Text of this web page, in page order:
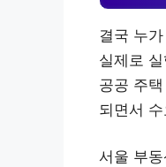
결국 누
실제로
공공 주
되면서
서울 부